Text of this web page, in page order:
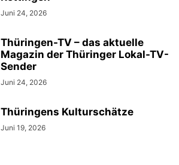
Juni 24, 2026
Thüringen-TV – das aktuelle
Magazin der Thüringer Lokal-TV-
Sender
Juni 24, 2026
Thüringens Kulturschätze
Juni 19, 2026